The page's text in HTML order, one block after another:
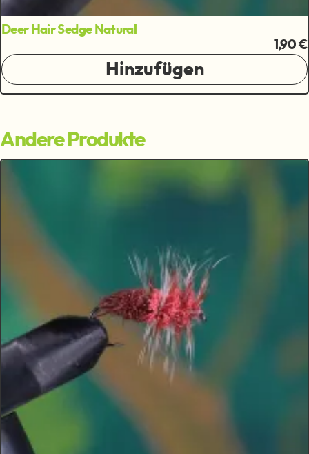
Deer Hair Sedge Natural
1,90 €
Hinzufügen
Andere Produkte